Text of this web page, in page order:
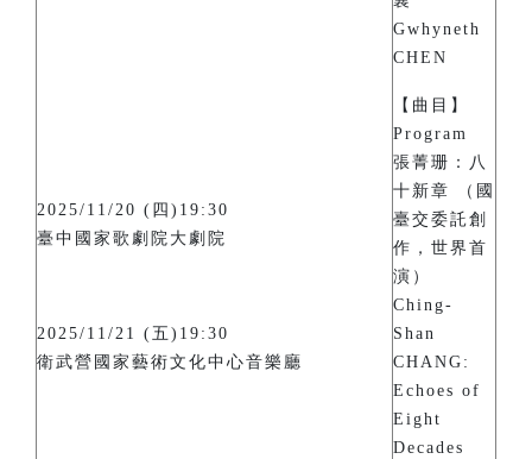
2025/11/20 (四)19:30
臺中國家歌劇院大劇院
2025/11/21 (五)19:30
衛武營國家藝術文化中心音樂廳
Gwhyneth
CHEN
【曲目】
Program
張菁珊：八
十新章 （國
臺交委託創
作，世界首
演）
Ching-
Shan
CHANG:
Echoes of
Eight
Decades